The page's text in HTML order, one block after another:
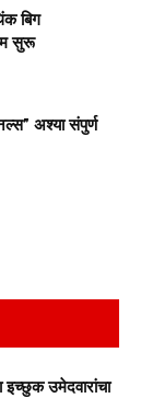
बिग
सुरू
अश्या संपुर्ण
इच्छुक उमेदवारांचा